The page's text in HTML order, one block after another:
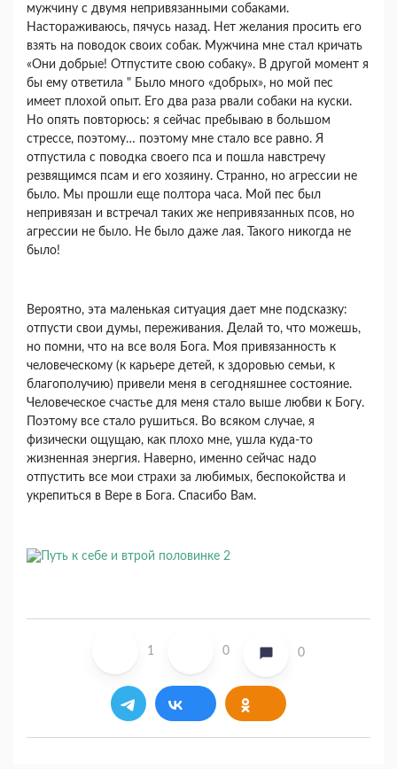
мужчину с двумя непривязанными собаками.
Настораживаюсь, пячусь назад. Нет желания просить его
взять на поводок своих собак. Мужчина мне стал кричать
«Они добрые! Отпустите свою собаку». В другой момент я
бы ему ответила " Было много «добрых», но мой пес
имеет плохой опыт. Его два раза рвали собаки на куски.
Но опять повторюсь: я сейчас пребываю в большом
стрессе, поэтому… поэтому мне стало все равно. Я
отпустила с поводка своего пса и пошла навстречу
резвящимся псам и его хозяину. Странно, но агрессии не
было. Мы прошли еще полтора часа. Мой пес был
непривязан и встречал таких же непривязанных псов, но
агрессии не было. Не было даже лая. Такого никогда не
было!
Вероятно, эта маленькая ситуация дает мне подсказку:
отпусти свои думы, переживания. Делай то, что можешь,
но помни, что на все воля Бога. Моя привязанность к
человеческому (к карьере детей, к здоровью семьи, к
благополучию) привели меня в сегодняшнее состояние.
Человеческое счастье для меня стало выше любви к Богу.
Поэтому все стало рушиться. Во всяком случае, я
физически ощущаю, как плохо мне, ушла куда-то
жизненная энергия. Наверно, именно сейчас надо
отпустить все мои страхи за любимых, беспокойства и
укрепиться в Вере в Бога. Спасибо Вам.
1 0 0